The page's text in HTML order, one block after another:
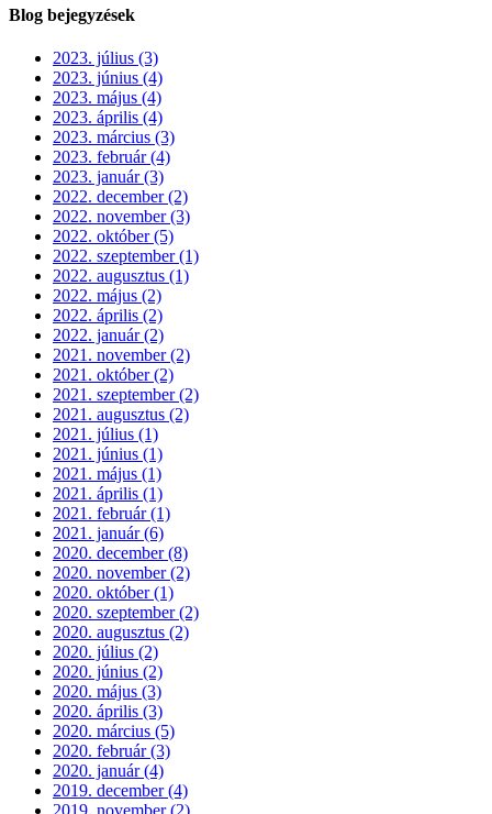
Blog bejegyzések
2023. július (3)
2023. június (4)
2023. május (4)
2023. április (4)
2023. március (3)
2023. február (4)
2023. január (3)
2022. december (2)
2022. november (3)
2022. október (5)
2022. szeptember (1)
2022. augusztus (1)
2022. május (2)
2022. április (2)
2022. január (2)
2021. november (2)
2021. október (2)
2021. szeptember (2)
2021. augusztus (2)
2021. július (1)
2021. június (1)
2021. május (1)
2021. április (1)
2021. február (1)
2021. január (6)
2020. december (8)
2020. november (2)
2020. október (1)
2020. szeptember (2)
2020. augusztus (2)
2020. július (2)
2020. június (2)
2020. május (3)
2020. április (3)
2020. március (5)
2020. február (3)
2020. január (4)
2019. december (4)